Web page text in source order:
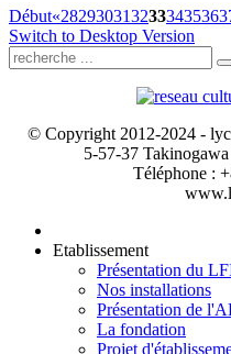
Début«282930313233343536
Switch to Desktop Version
© Copyright 2012-2024 -
5-57-37
Téléphone :
Etablissement
Présentation du
Nos installations
Présentation de
La fondation
Projet